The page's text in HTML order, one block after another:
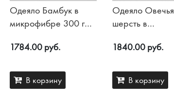
Одеяло Бамбук в
микрофибре 300 гр/
1784.00 руб.
В корзину
Одеяло Овечья
шерсть в
м2
1840.00 руб.
В корзину